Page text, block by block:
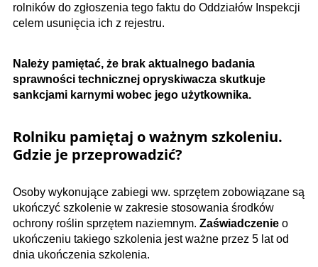
rolników do zgłoszenia tego faktu do Oddziałów Inspekcji
celem usunięcia ich z rejestru.
Należy pamiętać, że brak aktualnego badania
sprawności technicznej opryskiwacza skutkuje
sankcjami karnymi wobec jego użytkownika.
Rolniku pamiętaj o ważnym szkoleniu.
Gdzie je przeprowadzić?
Osoby wykonujące zabiegi ww. sprzętem zobowiązane są
ukończyć szkolenie w zakresie stosowania środków
ochrony roślin sprzętem naziemnym. Zaświadczenie o
ukończeniu takiego szkolenia jest ważne przez 5 lat od
dnia ukończenia szkolenia.